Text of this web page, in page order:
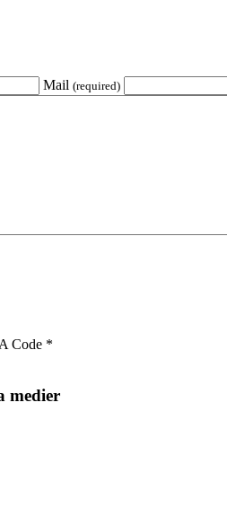
Mail (required)
Code *
medier